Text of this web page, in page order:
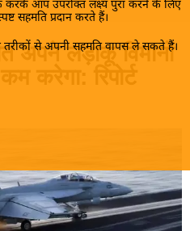
करके आप उपरोक्त लक्ष्य पुरा करने के लिए
सहमति प्रदान करते हैं।
से अपनी सहमति वापस ले सकते हैं।
अपने लड़ाकू विमानों
करेगा: रिपोर्ट